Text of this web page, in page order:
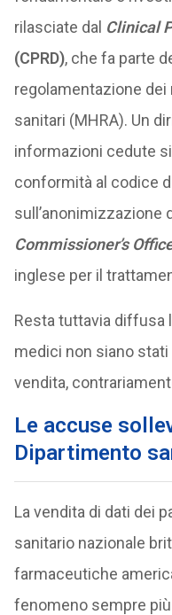
rilasciate dal Clinical
(CPRD), che fa parte
regolamentazione
sanitari (MHRA). Un
informazioni cedute
conformità al codice
sull’anonimizzazione
Commissioner’s
inglese per il
Resta tuttavia diffusa
medici non siano
vendita,
Le accuse
Dipartimento
La vendita di dati dei
sanitario nazionale
farmaceutiche
fenomeno sempre